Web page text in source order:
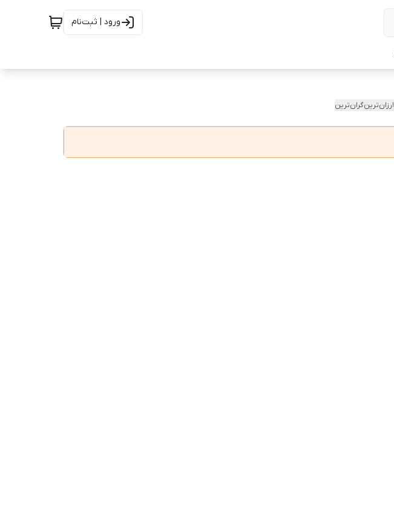
ورود | ثبت‌نام
ارزان‌ترینگران‌ترین